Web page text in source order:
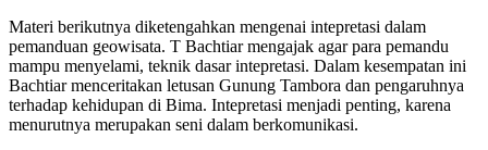
Materi berikutnya diketengahkan mengenai intepretasi dalam
pemanduan geowisata. T Bachtiar mengajak agar para pemandu
mampu menyelami, teknik dasar intepretasi. Dalam kesempatan ini
Bachtiar menceritakan letusan Gunung Tambora dan pengaruhnya
terhadap kehidupan di Bima. Intepretasi menjadi penting, karena
menurutnya merupakan seni dalam berkomunikasi.